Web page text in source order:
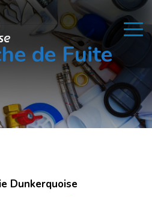
de Fuite
Dunkerquoise